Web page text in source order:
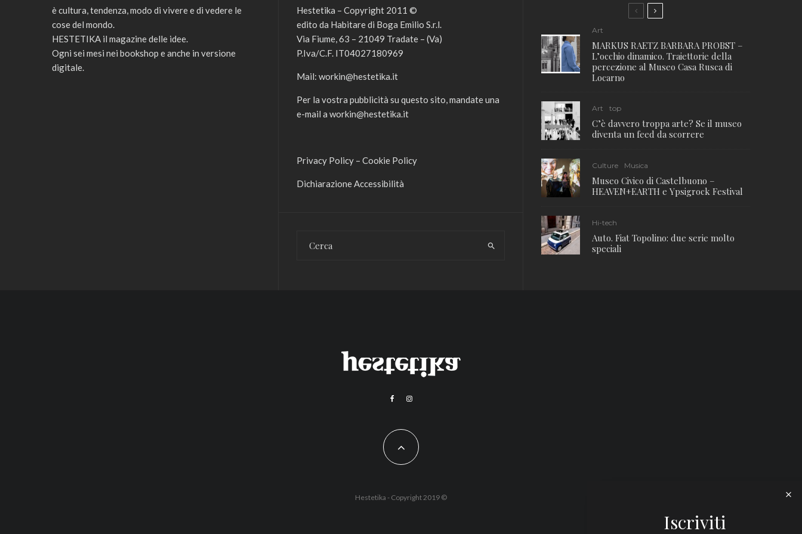
è cultura, tendenza, modo di vivere e di vedere le
cose del mondo.
HESTETIKA il magazine delle idee.
Ogni sei mesi nei bookshop e anche in versione
digitale.
Hestetika – Copyright 2011 ©
edito da Habitare di Boga Emilio S.r.l.
Via Fiume, 63 – 21049 Tradate – (Va)
P.Iva/C.F. IT04027180969
Mail: workin@hestetika.it
Per la vostra pubblicità su questo sito, mandate una
e-mail a workin@hestetika.it
Privacy Policy – Cookie Policy
Dichiarazione Accessibilità
Art
MARKUS RAETZ BARBARA PROBST –
L’occhio dinamico. Traiettorie della
percezione al Museo Casa Rusca di
Locarno
Art top
C’è davvero troppa arte? Se il museo
diventa un feed da scorrere
Culture Musica
Museo Civico di Castelbuono –
HEAVEN+EARTH e Ypsigrock Festival
Hi-tech
Auto. Fiat Topolino: due serie molto
speciali
Hestetika - Copyright 2019 ©
Iscriviti